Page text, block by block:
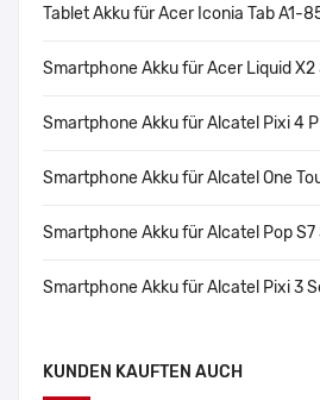
Tablet Akku für Acer Iconia Tab A1-
Smartphone Akku für Acer Liquid X2
Smartphone Akku für Alcatel Pixi 4
Smartphone Akku für Alcatel One
Smartphone Akku für Alcatel Pop S7
Smartphone Akku für Alcatel Pixi 3
KUNDEN KAUFTEN AUCH